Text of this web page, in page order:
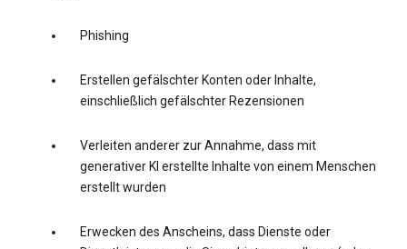
Phishing
Erstellen gefälschter Konten oder Inhalte,
einschließlich gefälschter Rezensionen
Verleiten anderer zur Annahme, dass mit
generativer KI erstellte Inhalte von einem Menschen
erstellt wurden
Erwecken des Anscheins, dass Dienste oder